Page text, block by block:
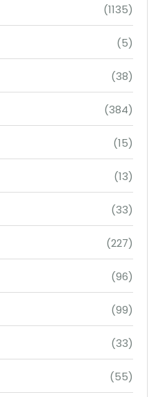
(1135)
(5)
(38)
(384)
(15)
(13)
(33)
(227)
(96)
(99)
(33)
(55)